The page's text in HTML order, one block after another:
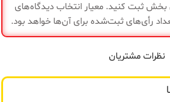
بخش ثبت کنید. معیار انتخاب دیدگاه‌های
رأی‌های ثبت‌شده برای آن‌ها خواهد بود.
نظرات مشتریان